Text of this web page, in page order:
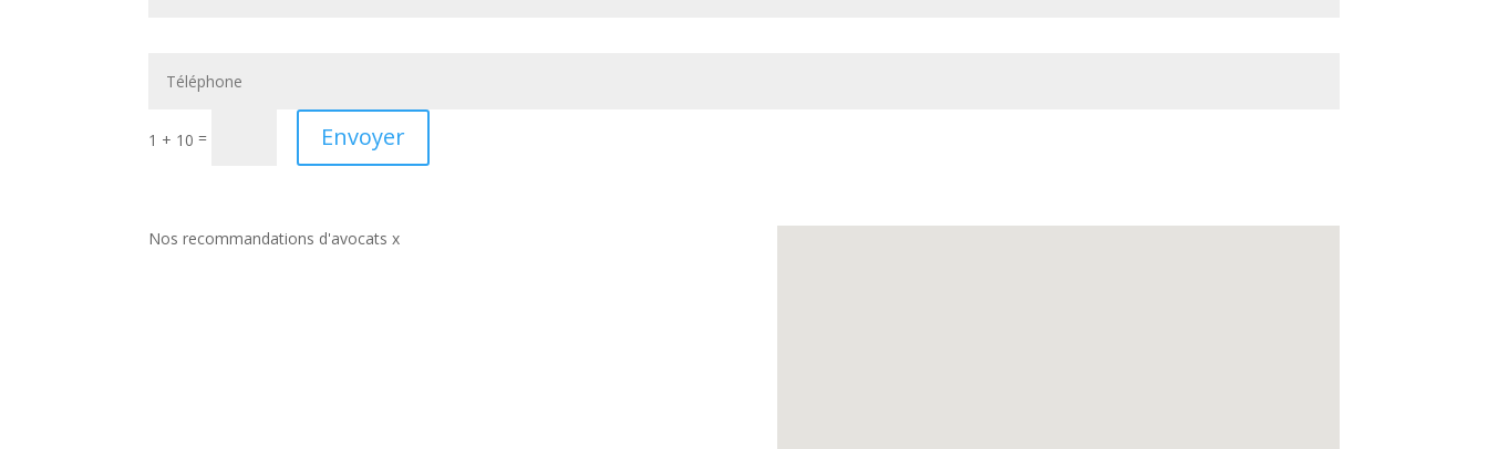
1 + 10 = Envoyer
Nos recommandations d'avocats x